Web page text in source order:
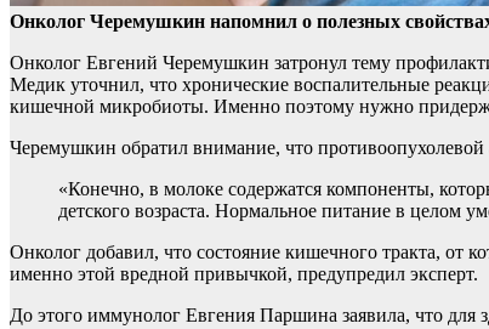
Онколог Черемушкин напомнил о полезных
Онколог Евгений Черемушкин затронул тему
Медик уточнил, что хронические воспалительные
кишечной микробиоты. Именно поэтому нужно
Черемушкин обратил внимание, что
«Конечно, в молоке содержатся компоненты,
детского возраста. Нормальное питание в целом
Онколог добавил, что состояние кишечного тракта, от
именно этой вредной привычкой, предупредил эксперт.
До этого иммунолог Евгения Паршина заявила, что для